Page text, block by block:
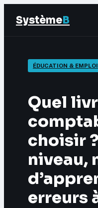
SystèmeB
Finance
Éducation & Emploi
Marketing
ÉDUCATION & EMPLOI
Quel
choisir
niveau,
erreurs